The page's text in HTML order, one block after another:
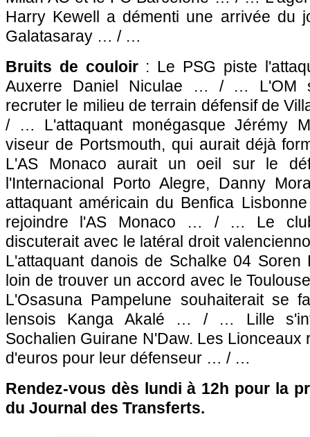
Harry Kewell a démenti une arrivée du
Galatasaray … / …
Bruits de couloir: Le PSG piste
Auxerre Daniel Niculae … / … L'OM
recruter le milieu de terrain défensif de
/ … L'attaquant monégasque Jérémy
viseur de Portsmouth, qui aurait déjà
L'AS Monaco aurait un oeil sur le
l'Internacional Porto Alegre, Danny
attaquant américain du Benfica
rejoindre l'AS Monaco … / … Le club
discuterait avec le latéral droit
L'attaquant danois de Schalke 04
loin de trouver un accord avec le
L'Osasuna Pampelune souhaiterait se
lensois Kanga Akalé … / … Lille
Sochalien Guirane N'Daw. Les Lionceaux
d'euros pour leur défenseur … / …
Rendez-vous dès lundi à 12h pour la
du Journal des Transferts.